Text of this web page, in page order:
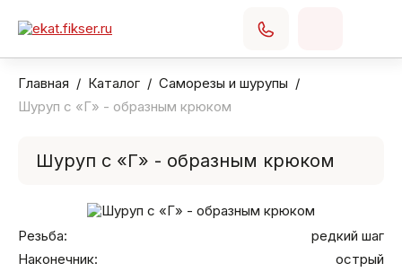
Главная Каталог
Саморезы и шурупы
Шуруп с «Г» - образным крюком
Шуруп с «Г» - образным крюком
Резьба:
редкий шаг
Наконечник:
острый